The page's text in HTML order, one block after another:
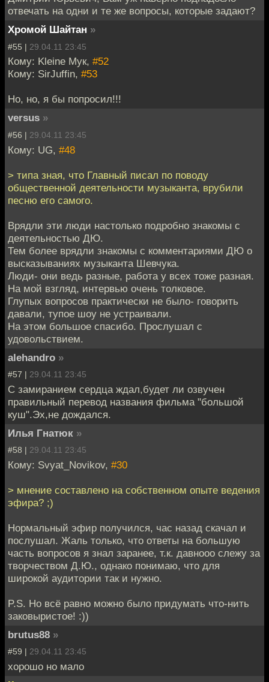
отвечать на одни и те же вопросы, которые задают?
Хромой Шайтан »
#55 | 29.04.11 23:45
Кому: Kleine Мук, #52
Кому: SirJuffin, #53
Но, но, я бы попросил!!!
versus »
#56 | 29.04.11 23:45
Кому: UG, #48
> типа зная, что Главный писал по поводу
общественной деятельности музыканта, врубили
песню его самого.
Врядли эти люди настолько подробно знакомы с
деятельностью ДЮ.
Тем более врядли знакомы с комментариями ДЮ о
высказываниях музыканта Шевчука.
Люди- они ведь разные, работа у всех тоже разная.
На мой взгляд, интервью очень толковое.
Глупых вопросов практически не было- говорить
давали, тупое шоу не устраивали.
На этом большое спасибо. Прослушал с
удовольствием.
alehandro »
#57 | 29.04.11 23:45
С замиранием сердца ждал,будет ли озвучен
правильный перевод названия фильма "большой
куш".Эх,не дождался.
Илья Гнатюк »
#58 | 29.04.11 23:45
Кому: Svyat_Novikov, #30
> мнение составлено на собственном опыте ведения
эфира? ;)
Нормальный эфир получился, час назад скачал и
послушал. Жаль только, что ответы на большую
часть вопросов я знал заранее, т.к. давнооо слежу за
творчеством Д.Ю., однако понимаю, что для
широкой аудитории так и нужно.
P.S. Но всё равно можно было придумать что-нить
заковыристое! :))
brutus88 »
#59 | 29.04.11 23:45
хорошо но мало